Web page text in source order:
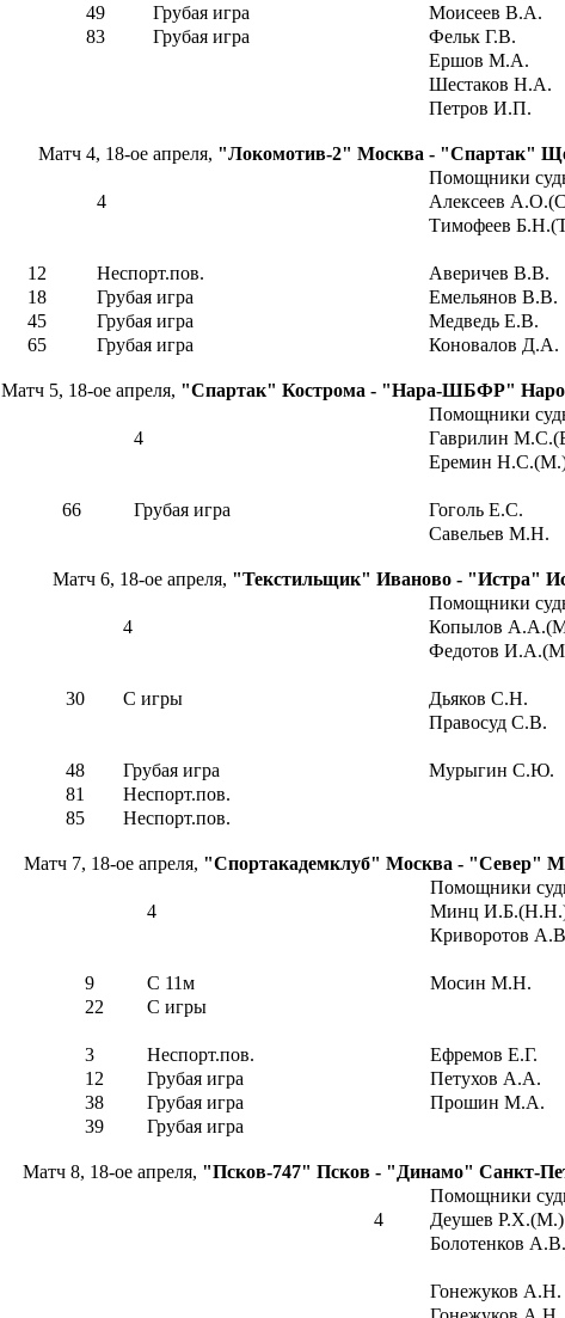
49 Грубая игра Моисеев В.А.
83 Грубая игра Фельк Г.В.
Ершов М.А.
Шестаков Н.А.
Петров И.П.
Матч 4, 18-ое апреля, "Локомотив-2" Москва - "Спартак"
Помощники
4 Алексеев
Тимофеев
12 Неспорт.пов. Аверичев В.В.
18 Грубая игра Емельянов В.В.
45 Грубая игра Медведь Е.В.
65 Грубая игра Коновалов Д.А.
Матч 5, 18-ое апреля, "Спартак" Кострома - "Нара-ШБФР"
Помощники
4 Гаврилин
Еремин
66 Грубая игра Гоголь Е.С.
Савельев М.Н.
Матч 6, 18-ое апреля, "Текстильщик" Иваново - "Истра"
Помощники
4 Копылов
Федотов
30 С игры Дьяков С.Н.
Правосуд С.В.
48 Грубая игра Мурыгин С.Ю.
81
Неспорт.пов.
85 Неспорт.пов.
Матч 7, 18-ое апреля, "Спортакадемклуб" Москва - "Север"
Помощники
4 Минц
Криворотов
9 С 11м Мосин М.Н.
22
С игры
3 Неспорт.пов. Ефремов Е.Г.
12 Грубая игра Петухов А.А.
38 Грубая игра Прошин М.А.
39 Грубая игра
Матч 8, 18-ое апреля, "Псков-747" Псков - "Динамо" Санкт-
Помощники
4 Деушев Р.Х.(М.)
Болотенков
Гонежуков А.Н.